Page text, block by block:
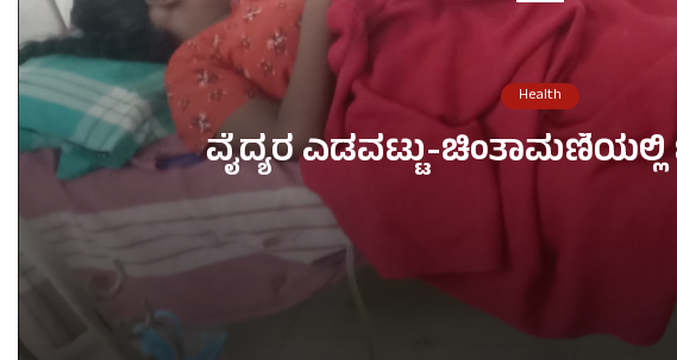
Health
ವೈದ್ಯರ ಎಡವಟ್ಟು-ಚಿಂತಾಮಣಿಯಲ್ಲಿ
ವೈದ್ಯರ ಎಡವಟ್ಟು-ಚಿಂತಾಮಣಿಯಲ್ಲಿ ಬಾಣಂತಿ ಸಾವು